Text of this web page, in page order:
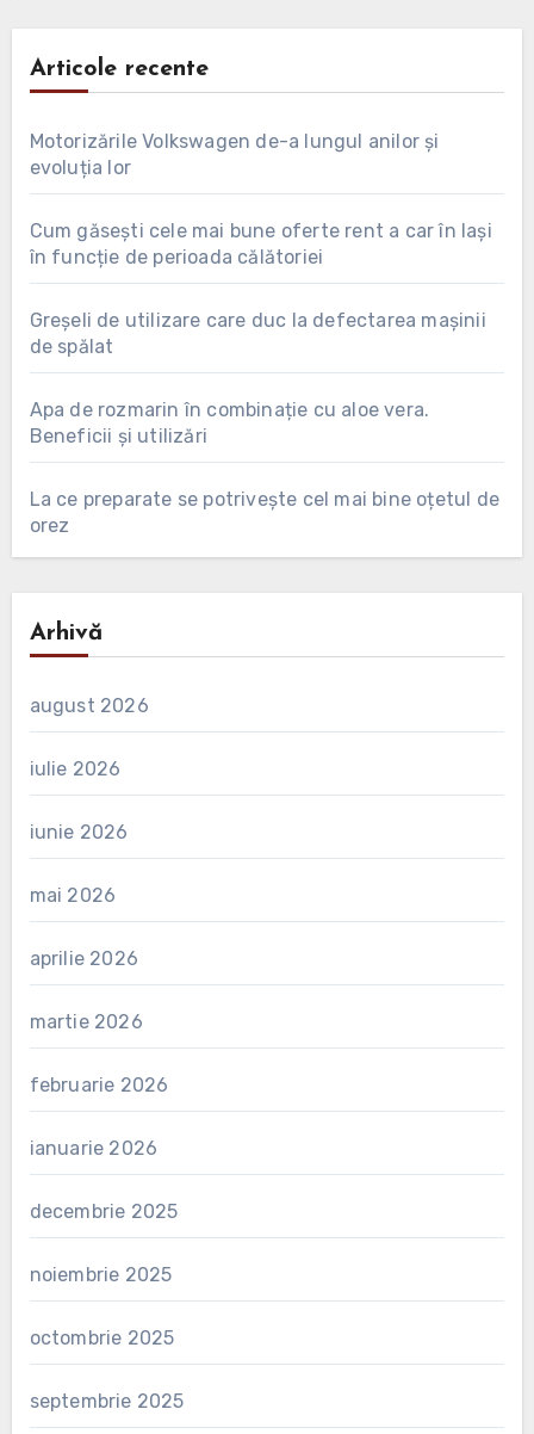
Articole recente
Motorizările Volkswagen de-a lungul anilor și
evoluția lor
Cum găsești cele mai bune oferte rent a car în Iași
în funcție de perioada călătoriei
Greșeli de utilizare care duc la defectarea mașinii
de spălat
Apa de rozmarin în combinație cu aloe vera.
Beneficii și utilizări
La ce preparate se potrivește cel mai bine oțetul de
orez
Arhivă
august 2026
iulie 2026
iunie 2026
mai 2026
aprilie 2026
martie 2026
februarie 2026
ianuarie 2026
decembrie 2025
noiembrie 2025
octombrie 2025
septembrie 2025